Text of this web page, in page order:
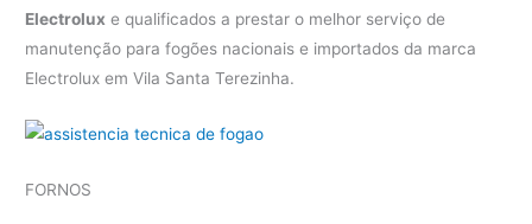
Electrolux e qualificados a prestar o melhor serviço de
manutenção para fogões nacionais e importados da marca
Electrolux em Vila Santa Terezinha.
FORNOS